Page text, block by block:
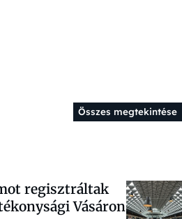
Összes megtekintése
regisztráltak
Vásáron